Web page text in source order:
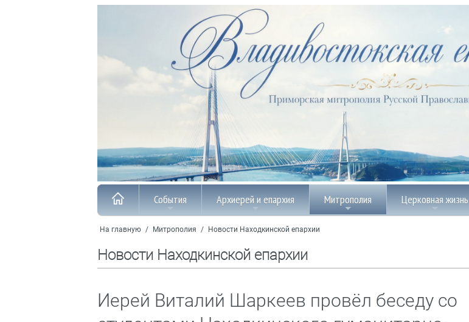
События Архиерей и епархия Митрополия Церковная жизнь
На главную / Митрополия / Новости Находкинской епархии
Новости Находкинской епархии
Иерей Виталий Шаркеев провёл беседу со